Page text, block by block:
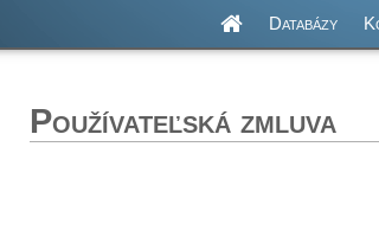
Databázy
Používateľská zmluva